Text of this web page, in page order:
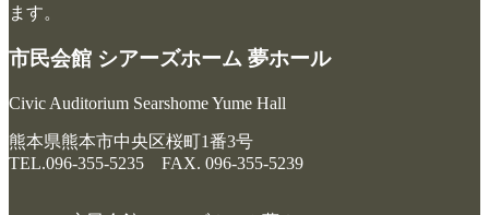
ます。
市民会館 シアーズホーム 夢ホール
Civic Auditorium Searshome Yume Hall
熊本県熊本市中央区桜町1番3号
TEL.096-355-5235 FAX. 096-355-5239